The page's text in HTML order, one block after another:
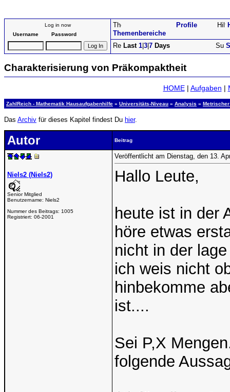
Log in now
Username
Password Themenbereiche
Profile
Last 1 3 7 Days
Charakterisierung von Präkompaktheit
HOME| Aufgaben |
ZahlReich - Mathematik Hausaufgabenhilfe » Universitäts-Niveau » Analysis »
Das Archiv für dieses Kapitel findest Du hier.
Autor Beitrag
Niels2 (Niels2)
Senior Mitglied
Benutzername: Niels2
Nummer des Beitrags: 1005
Registriert: 06-2001
Veröffentlicht am Dienstag, den 13.
Hallo Leute,
heute ist in der
höre etwas
nicht in der
ich weis nicht
hinbekomme
ist....
Sei P,X
folgende